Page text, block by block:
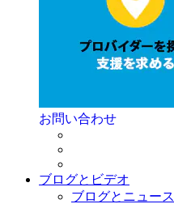
お問い合わせ
ブログとビデオ
ブログとニュース